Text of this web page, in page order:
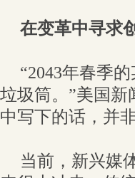
在变革中寻求
“2043年春季
垃圾筒。”美国新
中写下的话，并
当前，新兴媒